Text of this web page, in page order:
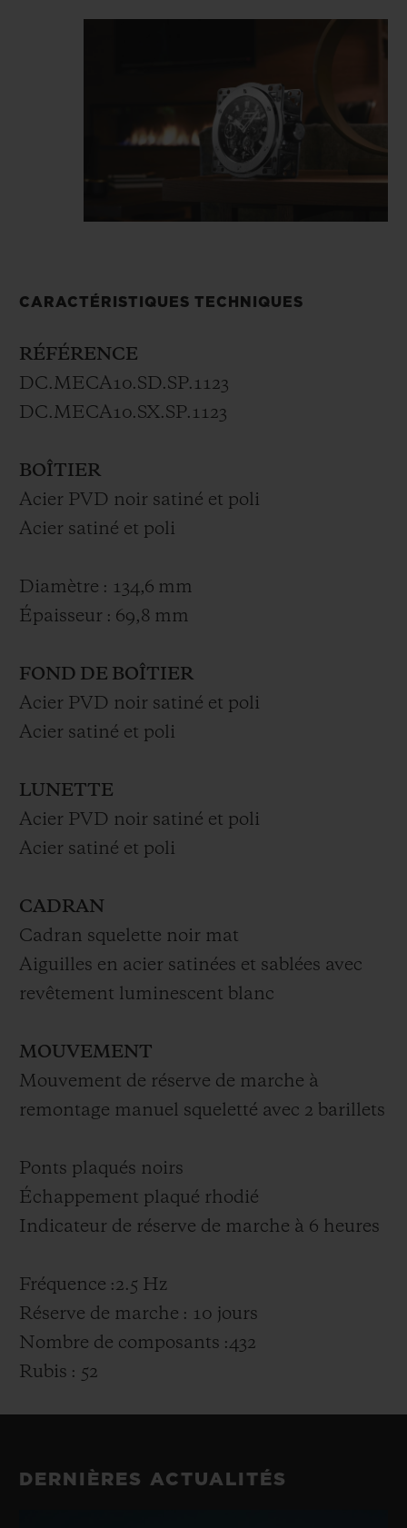
CARACTÉRISTIQUES TECHNIQUES
RÉFÉRENCE
DC.MECA10.SD.SP.1123
DC.MECA10.SX.SP.1123
BOÎTIER
Acier PVD noir satiné et poli
Acier satiné et poli
Diamètre : 134,6 mm
Épaisseur : 69,8 mm
FOND DE BOÎTIER
Acier PVD noir satiné et poli
Acier satiné et poli
LUNETTE
Acier PVD noir satiné et poli
Acier satiné et poli
CADRAN
Cadran squelette noir mat
Aiguilles en acier satinées et sablées avec
revêtement luminescent blanc
MOUVEMENT
Mouvement de réserve de marche à
remontage manuel squeletté avec 2 barillets
Ponts plaqués noirs
Échappement plaqué rhodié
Indicateur de réserve de marche à 6 heures
Fréquence :2.5 Hz
Réserve de marche : 10 jours
Nombre de composants :432
Rubis : 52
DERNIÈRES ACTUALITÉS